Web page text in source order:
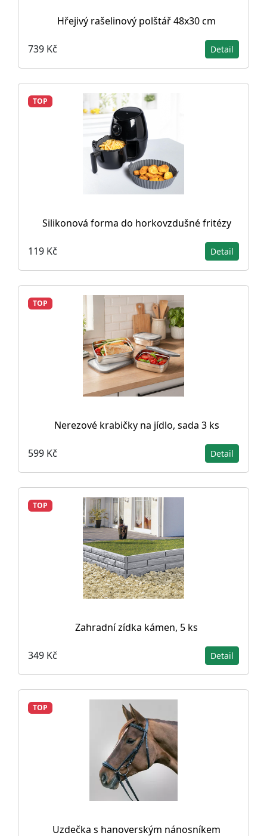
Hřejivý rašelinový polštář 48x30 cm
739 Kč Detail
TOP
Silikonová forma do horkovzdušné fritézy
119 Kč Detail
TOP
Nerezové krabičky na jídlo, sada 3 ks
599 Kč Detail
TOP
Zahradní zídka kámen, 5 ks
349 Kč Detail
TOP
Uzdečka s hanoverským nánosníkem